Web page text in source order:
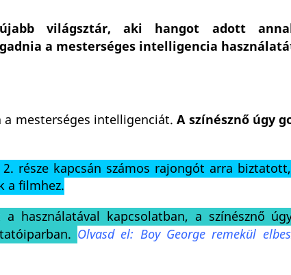
világsztár, aki hangot adott
a mesterséges intelligencia
a mesterséges intelligenciát.A színésznő úgy
része kapcsán számos rajongót arra
a filmhez.
használatával kapcsolatban, a színésznő
Olvasd el: Boy George remekül